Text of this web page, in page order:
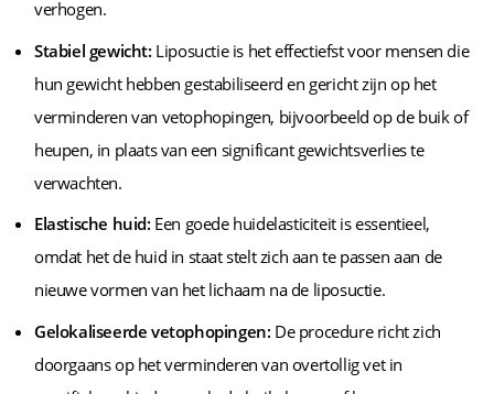
verhogen.
Stabiel gewicht: Liposuctie is het effectiefst voor mensen die
hun gewicht hebben gestabiliseerd en gericht zijn op het
verminderen van vetophopingen, bijvoorbeeld op de buik of
heupen, in plaats van een significant gewichtsverlies te
verwachten.
Elastische huid: Een goede huidelasticiteit is essentieel,
omdat het de huid in staat stelt zich aan te passen aan de
nieuwe vormen van het lichaam na de liposuctie.
Gelokaliseerde vetophopingen: De procedure richt zich
doorgaans op het verminderen van overtollig vet in